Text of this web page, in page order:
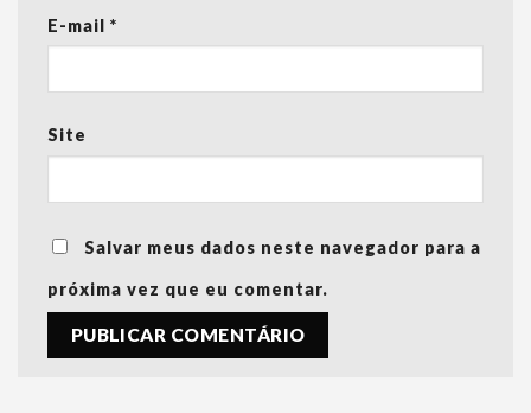
E-mail *
Site
Salvar meus dados neste navegador para a
próxima vez que eu comentar.